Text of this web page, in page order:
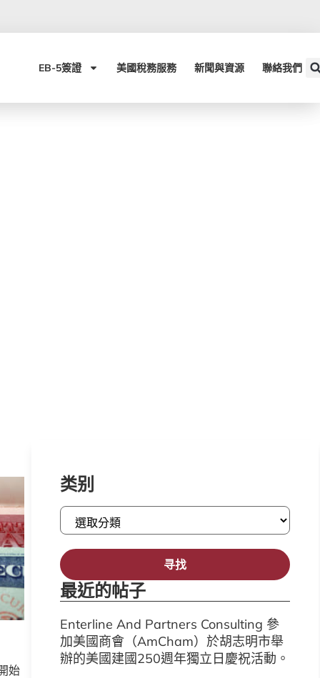
EB-5簽證​ 美國稅務服務 新聞與資源 聯絡我們
始
类别
寻找
最近的帖子
Enterline And Partners Consulting 參
加美國商會（AmCham）於胡志明市舉
辦的美國建國250週年獨立日慶祝活動。